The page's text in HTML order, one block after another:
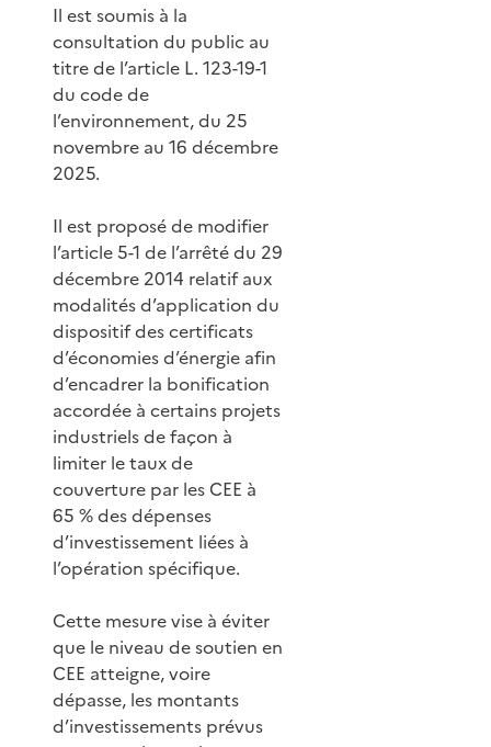
Il est soumis à la
consultation du public au
titre de l’article L. 123-19-1
du code de
l’environnement, du 25
novembre au 16 décembre
2025.
Il est proposé de modifier
l’article 5-1 de l’arrêté du 29
décembre 2014 relatif aux
modalités d’application du
dispositif des certificats
d’économies d’énergie afin
d’encadrer la bonification
accordée à certains projets
industriels de façon à
limiter le taux de
couverture par les CEE à
65 % des dépenses
d’investissement liées à
l’opération spécifique.
Cette mesure vise à éviter
que le niveau de soutien en
CEE atteigne, voire
dépasse, les montants
d’investissements prévus